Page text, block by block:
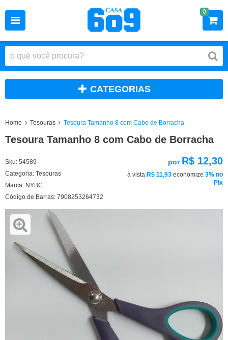
0
CATEGORIAS
Home Tesouras Tesoura Tamanho 8 com Cabo de Borracha
Tesoura Tamanho 8 com Cabo de Borracha
Sku: 54589
Categoria: Tesouras
Marca: NYBC
Código de Barras: 7908253264732
por R$ 12,30
à vista R$ 11,93 economize 3% no
Pix